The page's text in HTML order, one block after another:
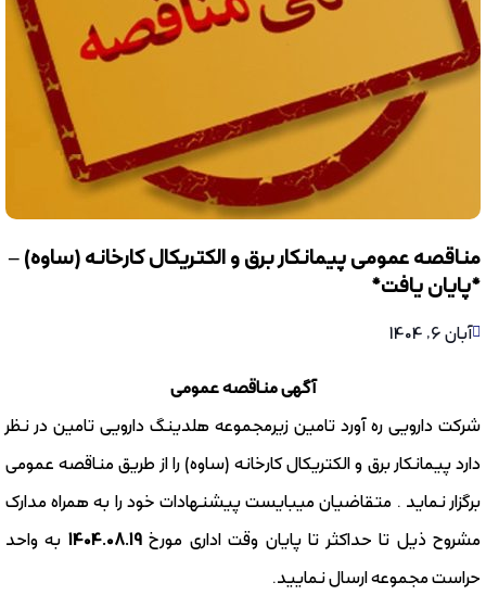
مناقصه عمومی پیمانکار برق و الکتریکال کارخانه (ساوه) –
*پایان یافت*
آبان 6, 1404
آگهی مناقصه عمومی
شرکت دارویی ره آورد تامین زیرمجموعه هلدینگ دارویی تامین در نظر
دارد پیمانکار برق و الکتریکال کارخانه (ساوه) را از طریق مناقصه عمومی
برگزار نماید . متقاضیان میبایست پیشنهادات خود را به همراه مدارک
مشروح ذیل تا حداکثر تا پایان وقت اداری مورخ1404.08.19 به واحد
حراست مجموعه ارسال نمایید.